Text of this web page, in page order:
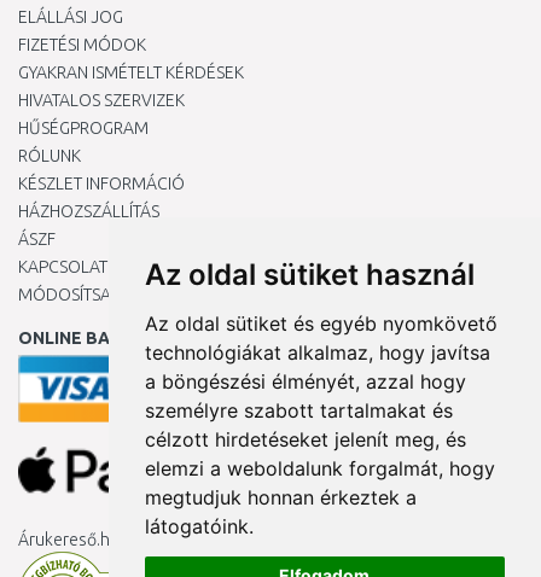
Az oldal sütiket használ
Az oldal sütiket és egyéb nyomkövető
technológiákat alkalmaz, hogy javítsa
a böngészési élményét, azzal hogy
személyre szabott tartalmakat és
célzott hirdetéseket jelenít meg, és
elemzi a weboldalunk forgalmát, hogy
megtudjuk honnan érkeztek a
látogatóink.
ELÁLLÁSI JOG
FIZETÉSI MÓDOK
GYAKRAN ISMÉTELT KÉRDÉSEK
HIVATALOS SZERVIZEK
HŰSÉGPROGRAM
RÓLUNK
KÉSZLET INFORMÁCIÓ
HÁZHOZSZÁLLÍTÁS
ÁSZF
KAPCSOLAT
MÓDOSÍTSA A COOKIE-BEÁLLÍTÁSAIMAT
ONLINE BANKKÁRTYÁVAL
Árukereső.hu